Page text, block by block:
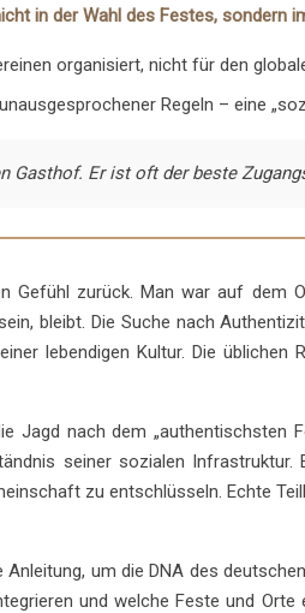
in der Wahl des Festes,
organisiert, nicht für den
Regeln – eine
Er ist oft der beste
Gefühl zurück. Man war auf
bleibt. Die Suche nach
lebendigen Kultur. Die
nach dem
seiner sozialen
zu entschlüsseln. Echte
um die DNA des
und welche Feste und